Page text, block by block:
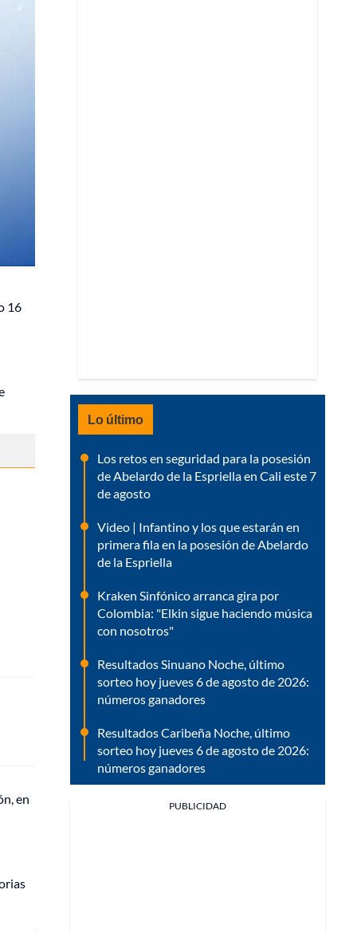
16
en
Lo último
Los retos en seguridad para la posesión
de Abelardo de la Espriella en Cali este 7
de agosto
Video | Infantino y los que estarán en
primera fila en la posesión de Abelardo
de la Espriella
Kraken Sinfónico arranca gira por
Colombia: "Elkin sigue haciendo música
con nosotros"
Resultados Sinuano Noche, último
sorteo hoy jueves 6 de agosto de 2026:
números ganadores
Resultados Caribeña Noche, último
sorteo hoy jueves 6 de agosto de 2026:
números ganadores
PUBLICIDAD